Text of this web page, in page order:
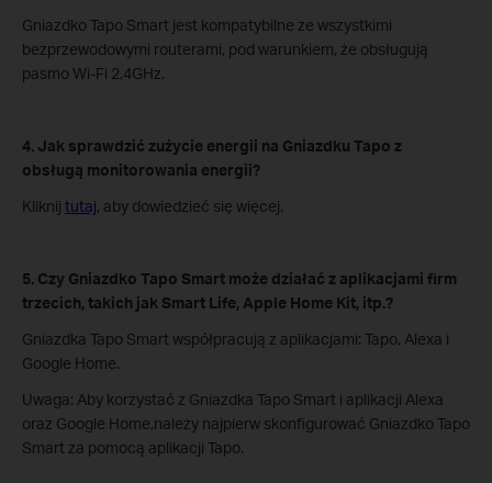
Gniazdko Tapo Smart jest kompatybilne ze wszystkimi
bezprzewodowymi routerami, pod warunkiem, że obsługują
pasmo Wi-Fi 2,4GHz.
4. Jak sprawdzić zużycie energii na Gniazdku Tapo z
obsługą monitorowania energii?
Kliknij tutaj, aby dowiedzieć się więcej.
5. Czy Gniazdko Tapo Smart może działać z aplikacjami firm
trzecich, takich jak Smart Life, Apple Home Kit, itp.?
Gniazdka Tapo Smart współpracują z aplikacjami: Tapo, Alexa i
Google Home.
Uwaga: Aby korzystać z Gniazdka Tapo Smart i aplikacji Alexa
oraz Google Home,należy najpierw skonfigurować Gniazdko Tapo
Smart za pomocą aplikacji Tapo.